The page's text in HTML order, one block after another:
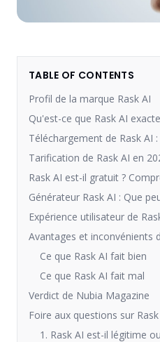
TABLE OF CONTENTS
Profil de la marque Rask AI
Qu'est-ce que Rask AI
Téléchargement de Rask AI
Tarification de Rask AI en
Rask AI est-il gratuit ?
Générateur Rask AI : Que
Expérience utilisateur de
Avantages et inconvénients
Ce que Rask AI fait bien
Ce que Rask AI fait mal
Verdict de Nubia Magazine
Foire aux questions sur Rask
1. Rask AI est-il légitime